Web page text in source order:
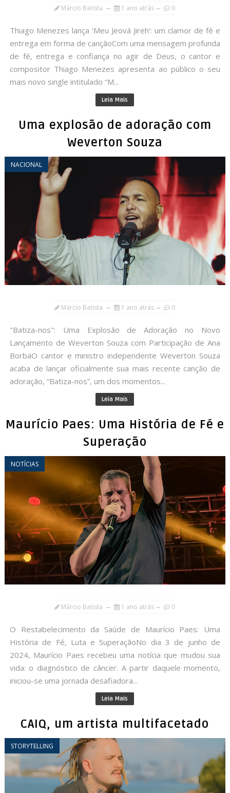
Márcio Batista 1 ano atrás 0
Thiago Menezes lança ‘Meu Jeová Jireh’: um clamor de fé e
entrega em forma de cançãoCom uma mensagem profunda
de fé, entrega e confiança no agir de Deus, o cantor e
compositor Thiago Menezes apresenta ao público o seu
mais novo single intitulado “M...
Leia Mais
Uma explosão de adoração com
Weverton Souza
NACIONAL
Márcio Batista 1 ano atrás 0
"Batiza-nos": Uma Explosão de Adoração no Novo
Lançamento de Weverton Souza com Participação de Ana
BorbaO cantor e ministro independente Weverton Souza
acaba de lançar oficialmente sua mais recente canção de
adoração, “Batiza-nos”, um dos momentos...
Leia Mais
Maurício Paes: Uma História de Fé e
Superação
NOTÍCIAS
Márcio Batista 1 ano atrás 0
O Restabelecimento da Saúde de Maurício Paes: Uma
História de Fé, Luta e SuperaçãoNo dia 3 de junho de
2024, Maurício Paes recebeu uma notícia que mudou sua
vida: o diagnóstico de câncer. A partir daquele momento,
iniciou-se uma jornada desafiadora...
Leia Mais
CAIQ, um artista multifacetado
STORYTELLING